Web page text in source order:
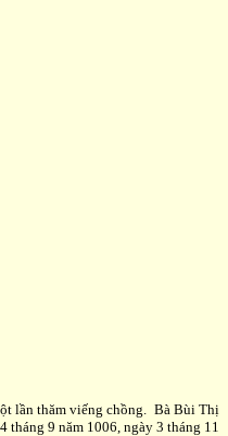
lần thăm viếng chồng. Bà Bùi Thị
tháng 9 năm 1006, ngày 3 tháng 11